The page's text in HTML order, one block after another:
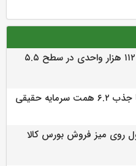
بورس تهران با رشد ۱۱۲ هزار واحدی در سطح ۵.۵
حقیقی
روی میز فروش بورس کالا